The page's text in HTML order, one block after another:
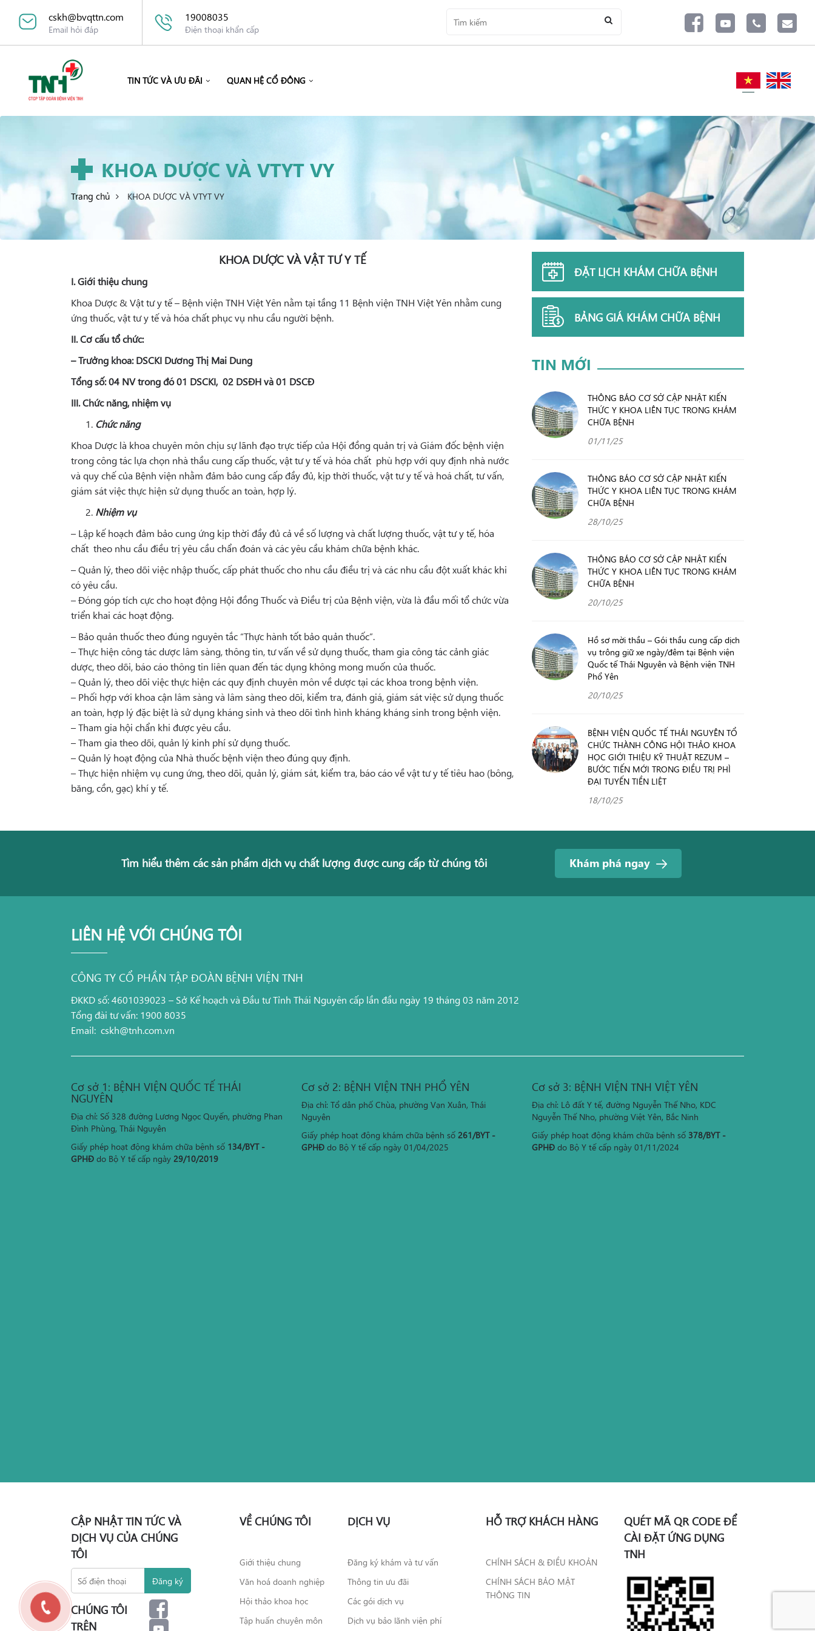
cskh@bvqttn.com
Email hỏi đáp
19008035
Điện thoại khẩn cấp
TIN TỨC VÀ ƯU ĐÃI QUAN HỆ CỔ ĐÔNG
KHOA DƯỢC VÀ VTYT VY
Trang chủ KHOA DƯỢC VÀ VTYT VY
KHOA DƯỢC VÀ VẬT TƯ Y TẾ
I. Giới thiệu chung
Khoa Dược & Vật tư y tế – Bệnh viện TNH Việt Yên nằm tại tầng 11 Bệnh viện TNH Việt Yên nhằm cung
ứng thuốc, vật tư y tế và hóa chất phục vụ nhu cầu người bệnh.
II. Cơ cấu tổ chức:
– Trưởng khoa:DSCKI Dương Thị Mai Dung
Tổng số:04 NV trong đó 01 DSCKI, 02 DSĐH và 01 DSCĐ
III. Chức năng, nhiệm vụ
Chức năng
Khoa Dược là khoa chuyên môn chịu sự lãnh đạo trực tiếp của Hội đồng quản trị và Giám đốc bệnh viện
trong công tác lựa chọn nhà thầu cung cấp thuốc, vật tư y tế và hóa chất phù hợp với quy định nhà nước
và quy chế của Bệnh viện nhằm đảm bảo cung cấp đầy đủ, kịp thời thuốc, vật tư y tế và hoá chất, tư vấn,
giám sát việc thực hiện sử dụng thuốc an toàn, hợp lý.
Nhiệm vụ
– Lập kế hoạch đảm bảo cung ứng kịp thời đầy đủ cả về số lượng và chất lượng thuốc, vật tư y tế, hóa
chất theo nhu cầu điều trị yêu cầu chẩn đoán và các yêu cầu khám chữa bệnh khác.
– Quản lý, theo dõi việc nhập thuốc, cấp phát thuốc cho nhu cầu điều trị và các nhu cầu đột xuất khác khi
có yêu cầu.
– Đóng góp tích cực cho hoạt động Hội đồng Thuốc và Điều trị của Bệnh viện, vừa là đầu mối tổ chức vừa
triển khai các hoạt động.
– Bảo quản thuốc theo đúng nguyên tắc “Thực hành tốt bảo quản thuốc”.
– Thực hiện công tác dược lâm sàng, thông tin, tư vấn về sử dụng thuốc, tham gia công tác cảnh giác
dược, theo dõi, báo cáo thông tin liên quan đến tác dụng không mong muốn của thuốc.
– Quản lý, theo dõi việc thực hiện các quy định chuyên môn về dược tại các khoa trong bệnh viện.
– Phối hợp với khoa cận lâm sàng và lâm sàng theo dõi, kiểm tra, đánh giá, giám sát việc sử dụng thuốc
an toàn, hợp lý đặc biệt là sử dụng kháng sinh và theo dõi tình hình kháng kháng sinh trong bệnh viện.
– Tham gia hội chẩn khi được yêu cầu.
– Tham gia theo dõi, quản lý kinh phí sử dụng thuốc.
– Quản lý hoạt động của Nhà thuốc bệnh viện theo đúng quy định.
– Thực hiện nhiệm vụ cung ứng, theo dõi, quản lý, giám sát, kiểm tra, báo cáo về vật tư y tế tiêu hao (bông,
băng, cồn, gạc) khí y tế.
ĐẶT LỊCH KHÁM CHỮA BỆNH
BẢNG GIÁ KHÁM CHỮA BỆNH
TIN MỚI
THÔNG BÁO CƠ SỞ CẬP NHẬT KIẾN
THỨC Y KHOA LIÊN TỤC TRONG KHÁM
CHỮA BỆNH
01/11/25
THÔNG BÁO CƠ SỞ CẬP NHẬT KIẾN
THỨC Y KHOA LIÊN TỤC TRONG KHÁM
CHỮA BỆNH
28/10/25
THÔNG BÁO CƠ SỞ CẬP NHẬT KIẾN
THỨC Y KHOA LIÊN TỤC TRONG KHÁM
CHỮA BỆNH
20/10/25
Hồ sơ mời thầu – Gói thầu cung cấp dịch
vụ trông giữ xe ngày/đêm tại Bệnh viện
Quốc tế Thái Nguyên và Bệnh viện TNH
Phổ Yên
20/10/25
BỆNH VIỆN QUỐC TẾ THÁI NGUYÊN TỔ
CHỨC THÀNH CÔNG HỘI THẢO KHOA
HỌC GIỚI THIỆU KỸ THUẬT REZUM –
BƯỚC TIẾN MỚI TRONG ĐIỀU TRỊ PHÌ
ĐẠI TUYẾN TIỀN LIỆT
18/10/25
Tìm hiểu thêm các sản phẩm dịch vụ chất lượng được cung cấp từ chúng tôi Khám phá ngay
LIÊN HỆ VỚI CHÚNG TÔI
CÔNG TY CỔ PHẦN TẬP ĐOÀN BỆNH VIỆN TNH
ĐKKD số: 4601039023 – Sở Kế hoạch và Đầu tư Tỉnh Thái Nguyên cấp lần đầu ngày 19 tháng 03 năm 2012
Tổng đài tư vấn: 1900 8035
Email: cskh@tnh.com.vn
Cơ sở 1: BỆNH VIỆN QUỐC TẾ THÁI
NGUYÊN
Địa chỉ: Số 328 đường Lương Ngọc Quyến, phường Phan
Đình Phùng, Thái Nguyên
Giấy phép hoạt động khám chữa bệnh số 134/BYT -
GPHĐ do Bộ Y tế cấp ngày 29/10/2019
Cơ sở 2: BỆNH VIỆN TNH PHỔ YÊN
Địa chỉ: Tổ dân phố Chùa, phường Vạn Xuân, Thái
Nguyên
Giấy phép hoạt động khám chữa bệnh số 261/BYT -
GPHĐ do Bộ Y tế cấp ngày 01/04/2025
Cơ sở 3: BỆNH VIỆN TNH VIỆT YÊN
Địa chỉ: Lô đất Y tế, đường Nguyễn Thế Nho, KDC
Nguyễn Thế Nho, phường Việt Yên, Bắc Ninh
Giấy phép hoạt động khám chữa bệnh số 378/BYT -
GPHĐ do Bộ Y tế cấp ngày 01/11/2024
CẬP NHẬT TIN TỨC VÀ
DỊCH VỤ CỦA CHÚNG
TÔI
CHÚNG TÔI
TRÊN
VỀ CHÚNG TÔI
Giới thiệu chung
Văn hoá doanh nghiệp
Hội thảo khoa học
Tập huấn chuyên môn
DỊCH VỤ
Đăng ký khám và tư vấn
Thông tin ưu đãi
Các gói dịch vụ
Dịch vụ bảo lãnh viện phí
HỖ TRỢ KHÁCH HÀNG
CHÍNH SÁCH & ĐIỀU KHOẢN
CHÍNH SÁCH BẢO MẬT
THÔNG TIN
QUÉT MÃ QR CODE ĐỂ
CÀI ĐẶT ỨNG DỤNG
TNH